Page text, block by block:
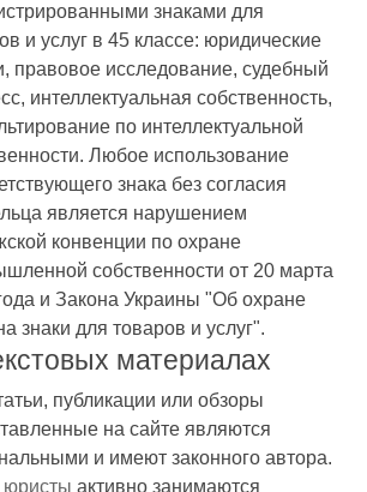
знаками для
и услуг в 45 классе: юридические
правовое исследование, судебный
интеллектуальная собственность,
по интеллектуальной
Любое использование
знака без согласия
является нарушением
конвенции по охране
собственности от 20 марта
и Закона Украины "Об охране
знаки для товаров и услуг".
материалах
публикации или обзоры
на сайте являются
и имеют законного автора.
юристы активно занимаются